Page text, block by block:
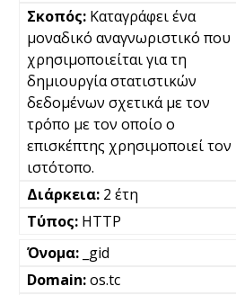
Καταγράφει ένα
μοναδικό αναγνωριστικό που
χρησιμοποιείται για τη
δημιουργία στατιστικών
δεδομένων σχετικά με τον
τρόπο με τον οποίο ο
επισκέπτης χρησιμοποιεί τον
ιστότοπο.
2 έτη
HTTP
_gid
os.tc